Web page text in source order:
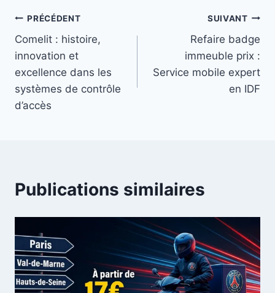
PRÉCÉDENT
Comelit : histoire,
innovation et
excellence dans les
systèmes de contrôle
d’accès
SUIVANT
Refaire badge
immeuble prix :
Service mobile expert
en IDF
Publications similaires